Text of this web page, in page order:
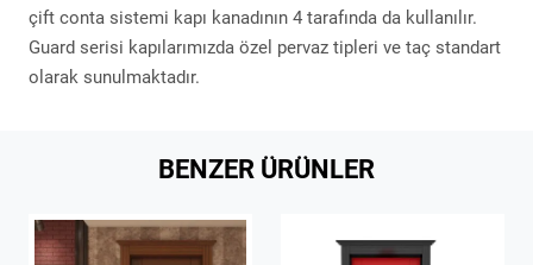
çift conta sistemi kapı kanadının 4 tarafında da kullanılır.
Guard serisi kapılarımızda özel pervaz tipleri ve taç standart
olarak sunulmaktadır.
BENZER ÜRÜNLER